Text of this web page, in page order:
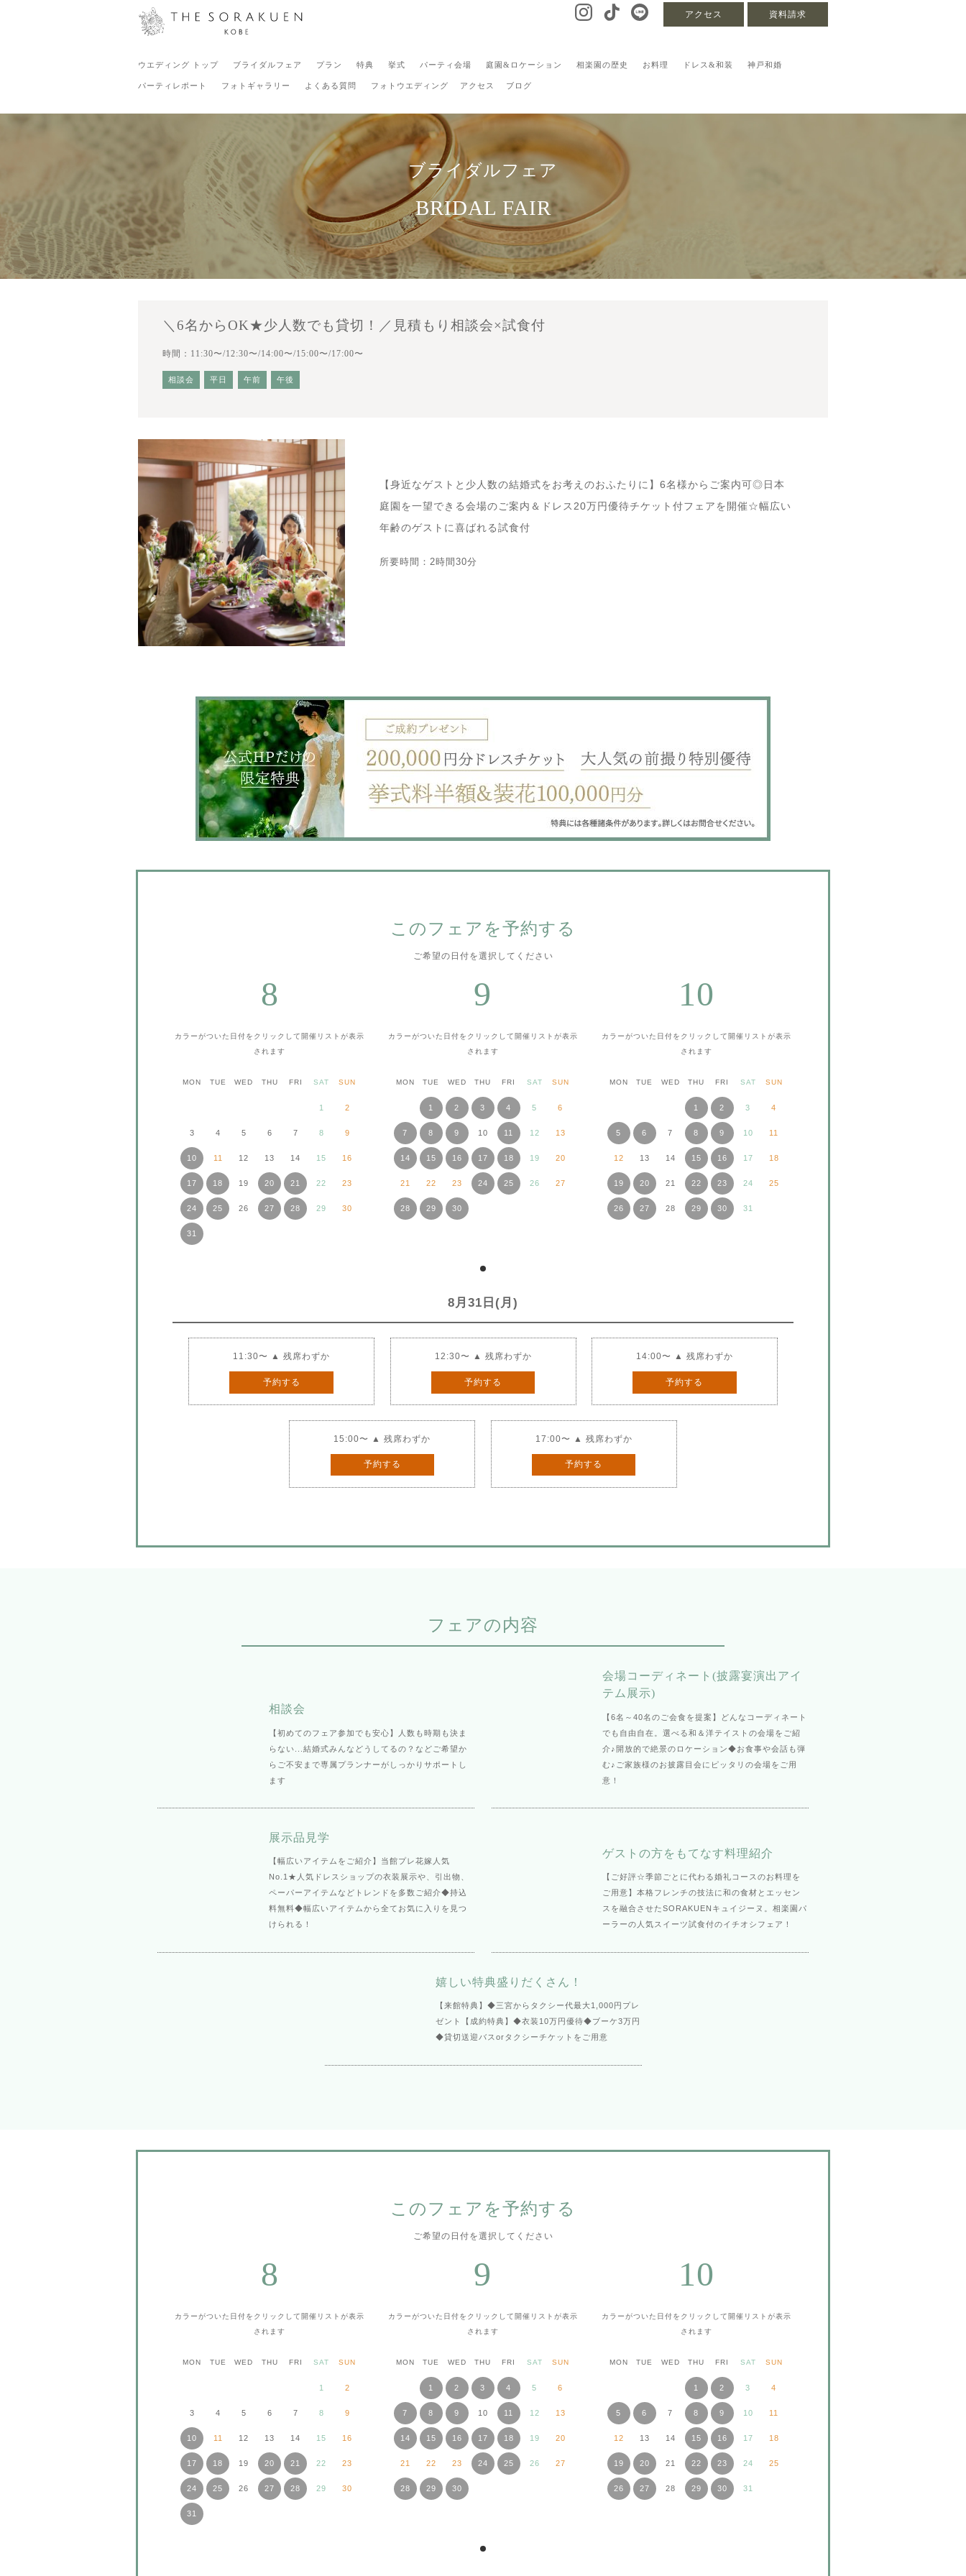
資料請求
アクセス
ウエディング トップ ブライダルフェア プラン 特典 挙式 パーティ会場 庭園&ロケーション 相楽園の歴史 お料理 ドレス&和装 神戸和婚
パーティレポート フォトギャラリー よくある質問 フォトウエディング アクセス ブログ
ブライダルフェア
BRIDAL FAIR
＼6名からOK★少人数でも貸切！／見積もり相談会×試食付
時間：11:30〜/12:30〜/14:00〜/15:00〜/17:00〜
相談会 平日 午前 午後
【身近なゲストと少人数の結婚式をお考えのおふたりに】6名様からご案内可◎日本
庭園を一望できる会場のご案内＆ドレス20万円優待チケット付フェアを開催☆幅広い
年齢のゲストに喜ばれる試食付
所要時間：2時間30分
このフェアを予約する
ご希望の日付を選択してください
8
カラーがついた日付をクリックして 開催リストが表示
されます
MON TUE WED THU FRI SAT SUN
1 2
3 4 5 6 7 8 9
10 11 12 13 14 15 16
17 18 19 20 21 22 23
24 25 26 27 28 29 30
31
9
カラーがついた日付をクリックして 開催リストが表示
されます
MON TUE WED THU FRI SAT SUN
1 2 3 4 5 6
7 8 9 10 11 12 13
14 15 16 17 18 19 20
21 22 23 24 25 26 27
28 29 30
10
カラーがついた日付をクリックして 開催リストが表示
されます
MON TUE WED THU FRI SAT SUN
1 2 3 4
5 6 7 8 9 10 11
12 13 14 15 16 17 18
19 20 21 22 23 24 25
26 27 28 29 30 31
8月31日(月)
11:30〜 ▲ 残席わずか
予約する
12:30〜 ▲ 残席わずか
予約する
14:00〜 ▲ 残席わずか
予約する
15:00〜 ▲ 残席わずか
予約する
17:00〜 ▲ 残席わずか
予約する
フェアの内容
相談会
【初めてのフェア参加でも安心】人数も時期も決ま
らない...結婚式みんなどうしてるの？などご希望か
らご不安まで専属プランナーがしっかりサポートし
ます
会場コーディネート(披露宴演出アイ
テム展示)
【6名～40名のご会食を提案】どんなコーディネート
でも自由自在。選べる和＆洋テイストの会場をご紹
介♪開放的で絶景のロケーション◆お食事や会話も弾
む♪ご家族様のお披露目会にピッタリの会場をご用
意！
展示品見学
【幅広いアイテムをご紹介】当館プレ花嫁人気
No.1★人気ドレスショップの衣装展示や、引出物、
ペーパーアイテムなどトレンドを多数ご紹介◆持込
料無料◆幅広いアイテムから全てお気に入りを見つ
けられる！
ゲストの方をもてなす料理紹介
【ご好評☆季節ごとに代わる婚礼コースのお料理を
ご用意】本格フレンチの技法に和の食材とエッセン
スを融合させたSORAKUENキュイジーヌ。相楽園パ
ーラーの人気スイーツ試食付のイチオシフェア！
嬉しい特典盛りだくさん！
【来館特典】◆三宮からタクシー代最大1,000円プレ
ゼント【成約特典】◆衣装10万円優待◆ブーケ3万円
◆貸切送迎バスorタクシーチケットをご用意
このフェアを予約する
ご希望の日付を選択してください
8
カラーがついた日付をクリックして 開催リストが表示
されます
MON TUE WED THU FRI SAT SUN
1 2
3 4 5 6 7 8 9
10 11 12 13 14 15 16
17 18 19 20 21 22 23
24 25 26 27 28 29 30
31
9
カラーがついた日付をクリックして 開催リストが表示
されます
MON TUE WED THU FRI SAT SUN
1 2 3 4 5 6
7 8 9 10 11 12 13
14 15 16 17 18 19 20
21 22 23 24 25 26 27
28 29 30
10
カラーがついた日付をクリックして 開催リストが表示
されます
MON TUE WED THU FRI SAT SUN
1 2 3 4
5 6 7 8 9 10 11
12 13 14 15 16 17 18
19 20 21 22 23 24 25
26 27 28 29 30 31